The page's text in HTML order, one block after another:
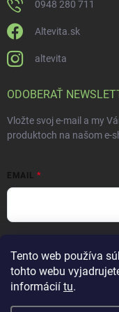
Tento web používa
tohto webu
informácií tu.
0948 280 711
Altevita.sk
altevita
ODOBERAŤ
Vložte svoj e-mail a my
produktoch na našom e-
EMAIL
Prihlásiť sa